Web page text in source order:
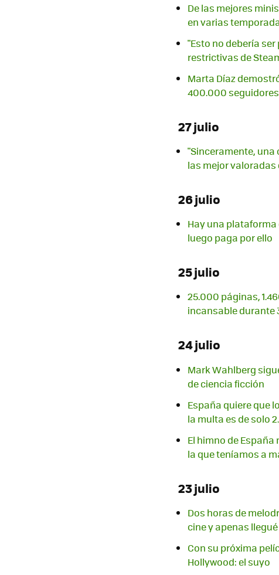
De las mejores
en varias
"Esto no debería
restrictivas de
Marta Díaz
400.000
27 julio
"Sinceramente, una
las mejor valoradas
26 julio
Hay una plataforma
luego paga por ello
25 julio
25.000 páginas,
incansable durante
24 julio
Mark Wahlberg
de ciencia ficción
España quiere que
la multa es de solo
El himno de
la que teníamos a
23 julio
Dos horas de
cine y apenas
Con su próxima
Hollywood: el suyo